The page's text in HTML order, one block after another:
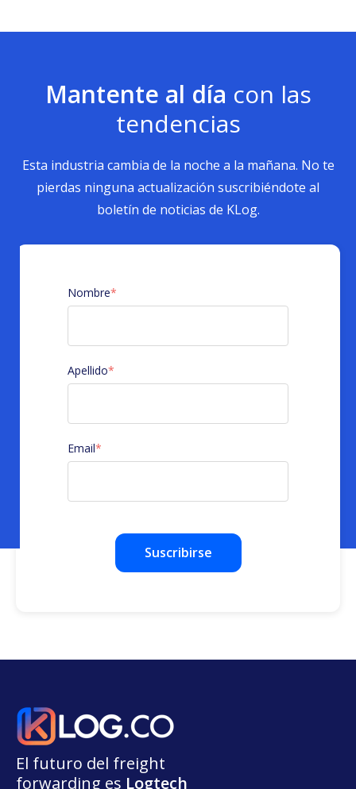
Mantente al día con las
tendencias
Esta industria cambia de la noche a la mañana. No te
pierdas ninguna actualización suscribiéndote al
boletín de noticias de KLog.
Nombre*
Apellido*
Email*
El futuro del freight
forwarding es Logtech